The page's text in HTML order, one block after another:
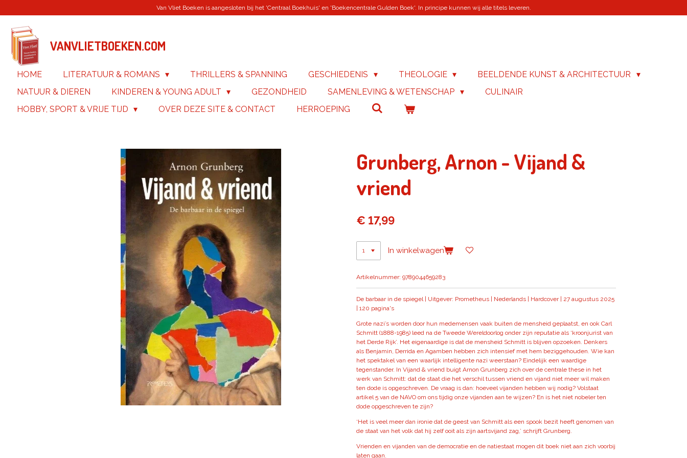
naar
hoofdinhoud
Van Vliet Boeken is aangesloten bij het 'Centraal Boekhuis' en 'Boekencentrale Gulden Boek'. In principe kunnen wij alle titels leveren.
VANVLIETBOEKEN.COM
HOME LITERATUUR & ROMANS THRILLERS & SPANNING GESCHIEDENIS THEOLOGIE
BEELDENDE KUNST & ARCHITECTUUR
NATUUR & DIEREN
KINDEREN & YOUNG ADULT GEZONDHEID SAMENLEVING & WETENSCHAP
CULINAIR
HOBBY, SPORT & VRIJE TIJD
OVER DEZE SITE & CONTACT HERROEPING
Grunberg, Arnon - Vijand &
vriend
€ 17,99
In winkelwagen
Artikelnummer: 9789044659283
De barbaar in de spiegel | Uitgever: Prometheus | Nederlands | Hardcover | 27 augustus 2025
| 120 pagina's
Grote nazi’s worden door hun medemensen vaak buiten de mensheid geplaatst, en ook Carl
Schmitt (1888-1985) leed na de Tweede Wereldoorlog onder zijn reputatie als ‘kroonjurist van
het Derde Rijk’. Het eigenaardige is dat de mensheid Schmitt is blijven opzoeken. Denkers
als Benjamin, Derrida en Agamben hebben zich intensief met hem beziggehouden. Wie kan
het spektakel van een waarlijk intelligente nazi weerstaan? Eindelijk een waardige
tegenstander. In Vijand & vriend buigt Arnon Grunberg zich over de centrale these in het
werk van Schmitt: dat de staat die het verschil tussen vriend en vijand niet meer wil maken
ten dode is opgeschreven. De vraag is dan: hoeveel vijanden hebben wij nodig? Volstaat
artikel 5 van de NAVO om ons tijdig onze vijanden aan te wijzen? En is het niet nobeler ten
dode opgeschreven te zijn?
‘Het is veel meer dan ironie dat de geest van Schmitt als een spook bezit heeft genomen van
de staat van het volk dat hij zelf ooit als zijn aartsvijand zag,’ schrijft Grunberg.
Vrienden en vijanden van de democratie en de natiestaat mogen dit boek niet aan zich voorbij
laten gaan.